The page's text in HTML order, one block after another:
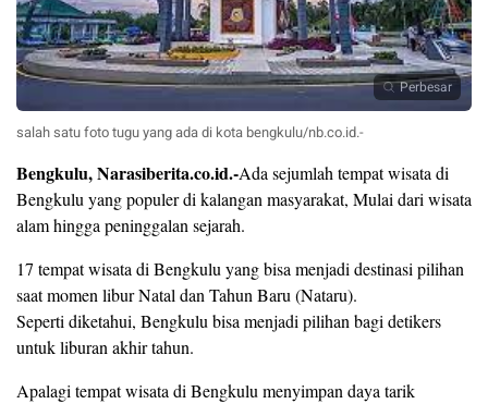
Perbesar
salah satu foto tugu yang ada di kota bengkulu/nb.co.id.-
Bengkulu, Narasiberita.co.id.-Ada sejumlah tempat wisata di
Bengkulu yang populer di kalangan masyarakat, Mulai dari wisata
alam hingga peninggalan sejarah.
17 tempat wisata di Bengkulu yang bisa menjadi destinasi pilihan
saat momen libur Natal dan Tahun Baru (Nataru).
Seperti diketahui, Bengkulu bisa menjadi pilihan bagi detikers
untuk liburan akhir tahun.
Apalagi tempat wisata di Bengkulu menyimpan daya tarik